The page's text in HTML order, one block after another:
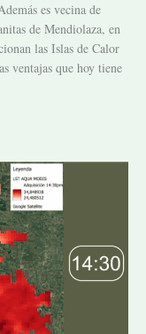
es vecina de
de Mendiolaza, en
las Islas de Calor
ventajas que hoy tiene